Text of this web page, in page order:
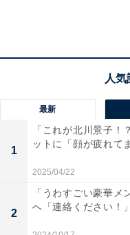
最新
1
「これが北川景子！
ットに「顔が疲れて
2025/04/22
2
「うわすごい豪華メ
へ「連絡ください！